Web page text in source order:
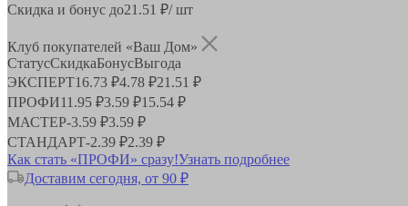
Скидка и бонус до21.51 ₽/ шт
Клуб покупателей «Ваш Дом»
СтатусСкидкаБонусВыгода
ЭКСПЕРТ16.73 ₽4.78 ₽21.51 ₽
ПРОФИ11.95 ₽3.59 ₽15.54 ₽
МАСТЕР-3.59 ₽3.59 ₽
СТАНДАРТ-2.39 ₽2.39 ₽
Как стать «ПРОФИ» сразу!Узнать подробнее
Доставим сегодня, от 90 ₽